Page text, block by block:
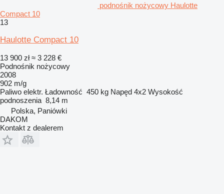
podnośnik nożycowy Haulotte
Compact 10
13
Haulotte Compact 10
13 900 zł ≈ 3 228 €
Podnośnik nożycowy
2008
902 m/g
Paliwo elektr. Ładowność 450 kg Napęd 4x2 Wysokość
podnoszenia 8,14 m
Polska, Paniówki
DAKOM
Kontakt z dealerem